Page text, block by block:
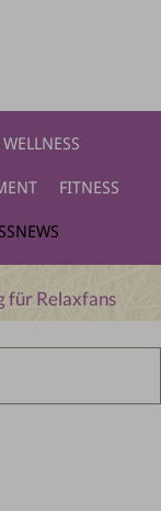
FITNESS
für Relaxfans